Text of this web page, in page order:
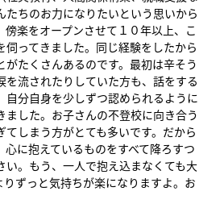
たちのお力になりたいという思いから
傍楽をオープンさせて１０年以上、こ
伺ってきました。同じ経験をしたから
がたくさんあるのです。最初は辛そう
を流されたりしていた方も、話をする
自分自身を少しずつ認められるように
ました。お子さんの不登校に向き合う
てしまう方がとても多いです。だから
心に抱えているものをすべて降ろすつ
い。もう、一人で抱え込まなくても大
りずっと気持ちが楽になりますよ。お